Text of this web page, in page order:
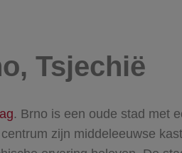
Tsjechië
. Brno is een oude stad met
zijn middeleeuwse